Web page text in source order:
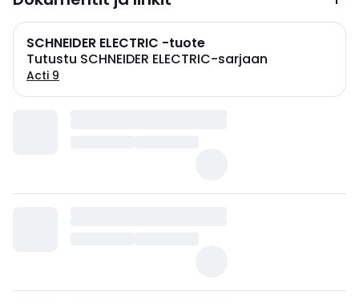
SCHNEIDER ELECTRIC -tuote
Tutustu SCHNEIDER ELECTRIC-sarjaan
Acti 9